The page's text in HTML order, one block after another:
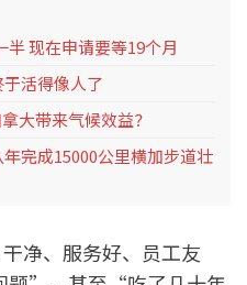
半 现在申请要等19个月
活得像人了
大带来气候效益？
完成15000公里横加步道壮
净、服务好、员工友